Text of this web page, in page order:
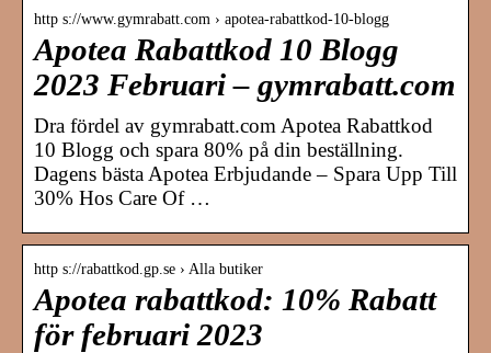
http s://www.gymrabatt.com › apotea-rabattkod-10-blogg
Apotea Rabattkod 10 Blogg
2023 Februari – gymrabatt.com
Dra fördel av gymrabatt.com Apotea Rabattkod
10 Blogg och spara 80% på din beställning.
Dagens bästa Apotea Erbjudande – Spara Upp Till
30% Hos Care Of …
http s://rabattkod.gp.se › Alla butiker
Apotea rabattkod: 10% Rabatt
för februari 2023